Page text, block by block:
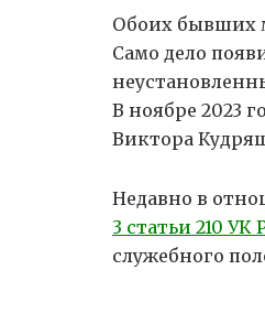
Обоих бывших
Само дело
В ноябре 2023
Виктора
Недавно в
3 статьи 210 УК
служебного